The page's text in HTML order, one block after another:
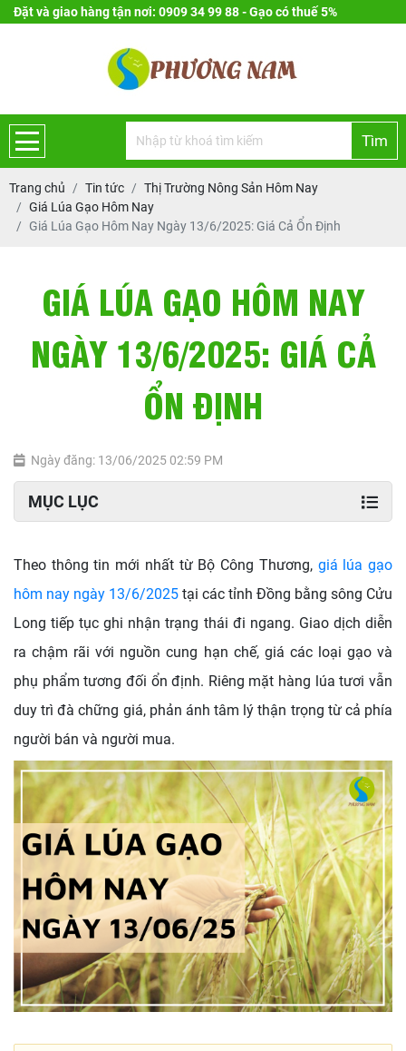
Đặt và giao hàng tận nơi: 0909 34 99 88 - Gạo có thuế 5%
Tìm
Trang chủ Tin tức
Thị Trường Nông Sản Hôm Nay
Giá Lúa Gạo Hôm Nay
Giá Lúa Gạo Hôm Nay Ngày 13/6/2025: Giá Cả Ổn Định
GIÁ LÚA GẠO HÔM NAY
NGÀY 13/6/2025: GIÁ CẢ
ỔN ĐỊNH
Ngày đăng: 13/06/2025 02:59 PM
MỤC LỤC
Theo thông tin mới nhất từ Bộ Công Thương, giá lúa gạo
hôm nay ngày 13/6/2025 tại các tỉnh Đồng bằng sông Cửu
Longtiếp tục ghi nhận trạng thái đi ngang. Giao dịch diễn
ra chậm rãi với nguồn cung hạn chế, giá các loại gạo và
phụ phẩm tương đối ổn định. Riêng mặt hàng lúa tươi vẫn
duy trì đà chững giá, phản ánh tâm lý thận trọng từ cả phía
người bán và người mua.